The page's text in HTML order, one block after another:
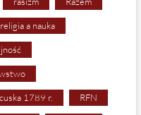
religia a nauka
1789 r. RFN